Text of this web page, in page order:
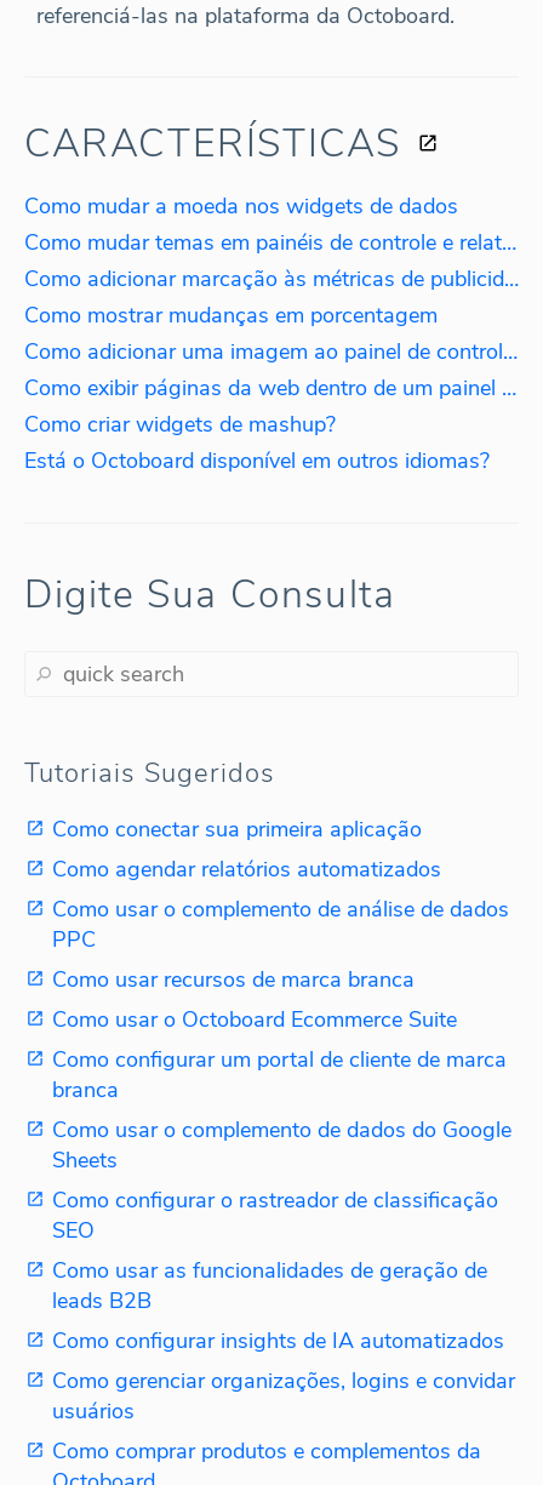
referenciá-las na plataforma da Octoboard.
CARACTERÍSTICAS
Como mudar a moeda nos widgets de dados
Como mudar temas em painéis de controle e relatórios?
Como adicionar marcação às métricas de publicidade paga
Como mostrar mudanças em porcentagem
Como adicionar uma imagem ao painel de controle?
Como exibir páginas da web dentro de um painel de controle?
Como criar widgets de mashup?
Está o Octoboard disponível em outros idiomas?
Digite Sua Consulta
Tutoriais Sugeridos
Como conectar sua primeira aplicação
Como agendar relatórios automatizados
Como usar o complemento de análise de dados
PPC
Como usar recursos de marca branca
Como usar o Octoboard Ecommerce Suite
Como configurar um portal de cliente de marca
branca
Como usar o complemento de dados do Google
Sheets
Como configurar o rastreador de classificação
SEO
Como usar as funcionalidades de geração de
leads B2B
Como configurar insights de IA automatizados
Como gerenciar organizações, logins e convidar
usuários
Como comprar produtos e complementos da